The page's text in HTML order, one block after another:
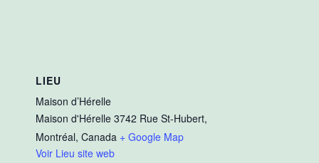
LIEU
Maison d’Hérelle
Maison d'Hérelle 3742 Rue St-Hubert,
Montréal, Canada + Google Map
Voir Lieu site web